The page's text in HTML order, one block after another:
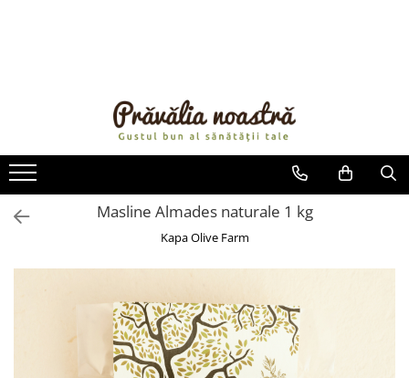
ULEIURI ȘI UNTURI
MĂSLINE
NUCI ȘI SEMINȚE
FRUCTE DESHIDRATATE
ÎNDULCITORI NATURALI / MIERE
FRUCTE LA CONSERVĂ
OȚETURI ȘI SOSURI
FĂINĂ FĂRĂ GLUTEN
BĂUTURI / LAPTE VEGETAL
Masline Almades naturale 1 kg
Kapa Olive Farm